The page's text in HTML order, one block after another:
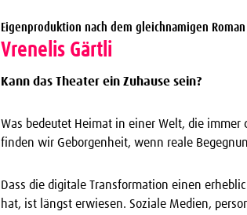
Eigenproduktion nach dem gleichnamigen
Vrenelis Gärtli
Kann das Theater ein Zuhause sein?
Was bedeutet Heimat in einer Welt, die
finden wir Geborgenheit, wenn reale
Dass die digitale Transformation einen
hat, ist längst erwiesen. Soziale Medien,